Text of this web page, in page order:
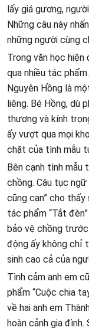
lấy giá gương,
Những câu này
những người cùng
Trong văn học
qua nhiều tác
Nguyên Hồng là
liêng. Bé Hồng, dù
thương và kính
ấy vượt qua mọi
chặt của tình mẫu
Bên cạnh tình mẫu
chồng. Câu tục
cũng cạn” cho
tác phẩm “Tắt
bảo vệ chồng
động ấy không chỉ
sinh cao cả của
Tình cảm anh em
phẩm “Cuộc chia
về hai anh em
hoàn cảnh gia